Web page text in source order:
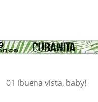
01 ibuena vista, baby!